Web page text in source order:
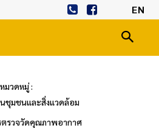
EN
หมวดหมู่ :
ชุมชนและสิ่งแวดล้อม
ตรวจวัดคุณภาพอากาศ